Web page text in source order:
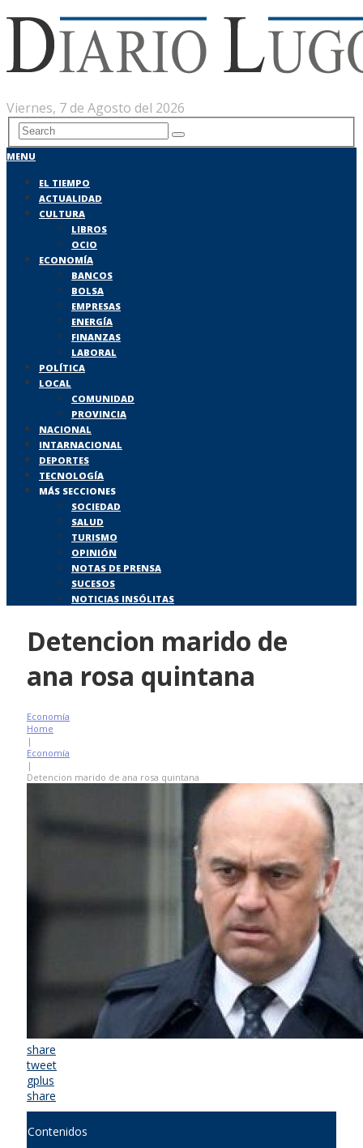
Viernes, 7 de Agosto del 2026
MENU
EL TIEMPO
ACTUALIDAD
CULTURA
LIBROS
OCIO
ECONOMÍA
BANCOS
BOLSA
EMPRESAS
ENERGÍA
FINANZAS
LABORAL
POLÍTICA
LOCAL
COMUNIDAD
PROVINCIA
NACIONAL
INTARNACIONAL
DEPORTES
TECNOLOGÍA
MÁS SECCIONES
SOCIEDAD
SALUD
TURISMO
OPINIÓN
NOTAS DE PRENSA
SUCESOS
NOTICIAS INSÓLITAS
Detencion marido de
ana rosa quintana
Economía
Home
|
Economía
|
Detencion marido de ana rosa quintana
share
tweet
gplus
share
Contenidos